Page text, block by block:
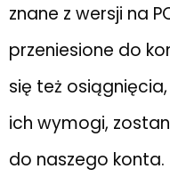
znane z wersji na
przeniesione do
się też
ich wymogi,
do naszego konta.